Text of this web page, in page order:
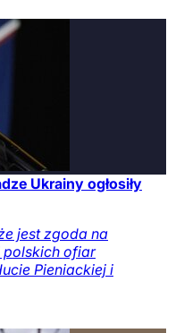
Ukrainy ogłosiły
jest zgoda na
polskich ofiar
Pieniackiej i